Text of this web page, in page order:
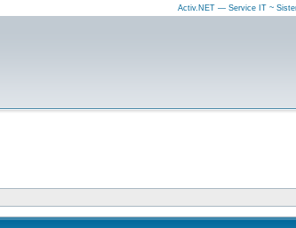
Activ.NET — Service IT ~